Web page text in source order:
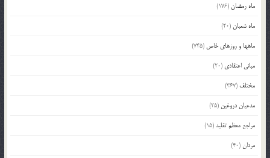
ماه رمضان(176)
ماه شعبان(20)
ماهها و روزهای خاص (745)
مبانی اعتقادی (20)
مختلف (367)
مدعیان دروغین (25)
مراجع معظم تقلید(15)
مردان(40)